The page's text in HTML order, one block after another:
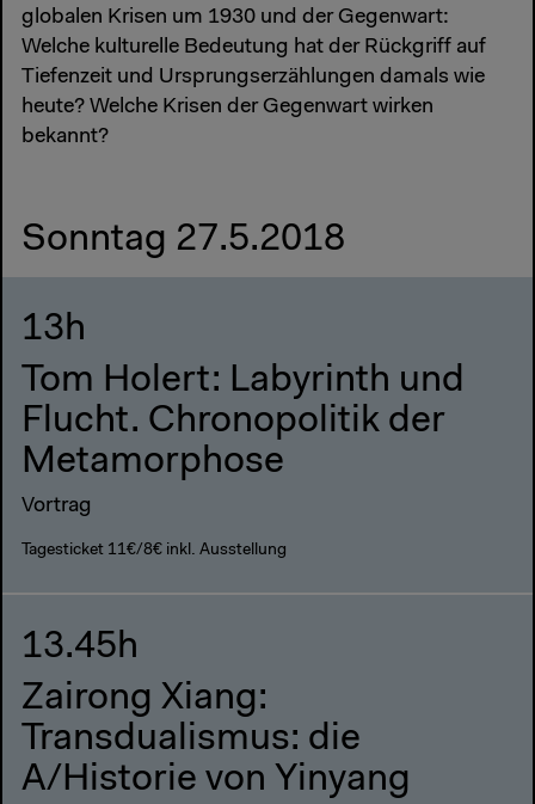
globalen Krisen um 1930 und der Gegenwart:
Welche kulturelle Bedeutung hat der Rückgriff auf
Tiefenzeit und Ursprungserzählungen damals wie
heute? Welche Krisen der Gegenwart wirken
bekannt?
Sonntag 27.5.2018
13h
Tom Holert: Labyrinth und
Flucht. Chronopolitik der
Metamorphose
Vortrag
Tagesticket 11€/8€ inkl. Ausstellung
13.45h
Zairong Xiang:
Transdualismus: die
A/Historie von Yinyang